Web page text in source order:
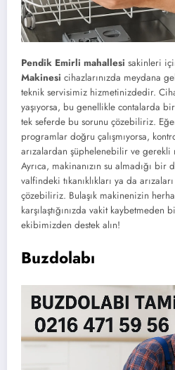
Pendik Emirli mahallesi sakinleri
Makinesi cihazlarınızda meydana
teknik servisimiz hizmetinizdedir.
yaşıyorsa, bu genellikle contalarda
tek seferde bu sorunu çözebiliriz.
programlar doğru çalışmıyorsa,
arızalardan şüphelenebilir ve
Ayrıca, makinanızın su almadığı bir
valfindeki tıkanıklıkları ya da
çözebiliriz. Bulaşık makinenizin
karşılaştığınızda vakit kaybetmeden
ekibimizden destek alın!
Buzdolabı